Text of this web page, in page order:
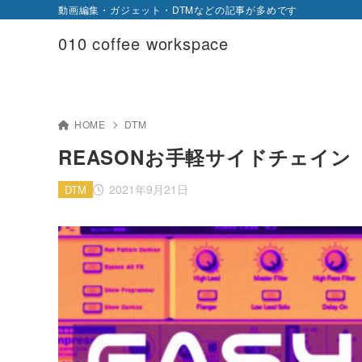
010 coffee workspace
動画編集・ガジェット・DTMなどの記事が多めです
HOME DTM
REASONお手軽サイドチェイン
2021年9月21日
DTM